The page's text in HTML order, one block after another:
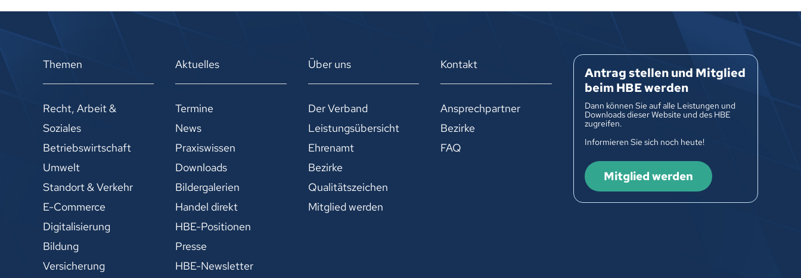
Themen
Recht, Arbeit &
Soziales
Betriebswirtschaft
Umwelt
Standort & Verkehr
E-Commerce
Digitalisierung
Bildung
Versicherung
Aktuelles
Termine
News
Praxiswissen
Downloads
Bildergalerien
Handel direkt
HBE-Positionen
Presse
HBE-Newsletter
Über uns
Der Verband
Leistungsübersicht
Ehrenamt
Bezirke
Qualitätszeichen
Mitglied werden
Kontakt
Ansprechpartner
Bezirke
FAQ
Antrag stellen und Mitglied
beim HBE werden
Dann können Sie auf alle Leistungen und
Downloads dieser Website und des HBE
zugreifen.
Informieren Sie sich noch heute!
Mitglied werden